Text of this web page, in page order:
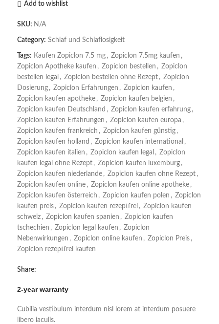
Add to wishlist
SKU: N/A
Category: Schlaf und Schlaflosigkeit
Tags: Kaufen Zopiclon 7.5 mg , Zopiclon 7.5mg kaufen ,
Zopiclon Apotheke kaufen , Zopiclon bestellen , Zopiclon
bestellen legal , Zopiclon bestellen ohne Rezept , Zopiclon
Dosierung , Zopiclon Erfahrungen , Zopiclon kaufen ,
Zopiclon kaufen apotheke , Zopiclon kaufen belgien ,
Zopiclon kaufen Deutschland , Zopiclon kaufen erfahrung ,
Zopiclon kaufen Erfahrungen , Zopiclon kaufen europa ,
Zopiclon kaufen frankreich , Zopiclon kaufen günstig ,
Zopiclon kaufen holland , Zopiclon kaufen international ,
Zopiclon kaufen italien , Zopiclon kaufen legal , Zopiclon
kaufen legal ohne Rezept , Zopiclon kaufen luxemburg ,
Zopiclon kaufen niederlande , Zopiclon kaufen ohne Rezept ,
Zopiclon kaufen online , Zopiclon kaufen online apotheke ,
Zopiclon kaufen österreich , Zopiclon kaufen polen , Zopiclon
kaufen preis , Zopiclon kaufen rezeptfrei , Zopiclon kaufen
schweiz , Zopiclon kaufen spanien , Zopiclon kaufen
tschechien , Zopiclon legal kaufen , Zopiclon
Nebenwirkungen , Zopiclon online kaufen , Zopiclon Preis ,
Zopiclon rezeptfrei kaufen
Share:
2-year warranty
Cubilia vestibulum interdum nisl lorem at interdum posuere
libero iaculis.